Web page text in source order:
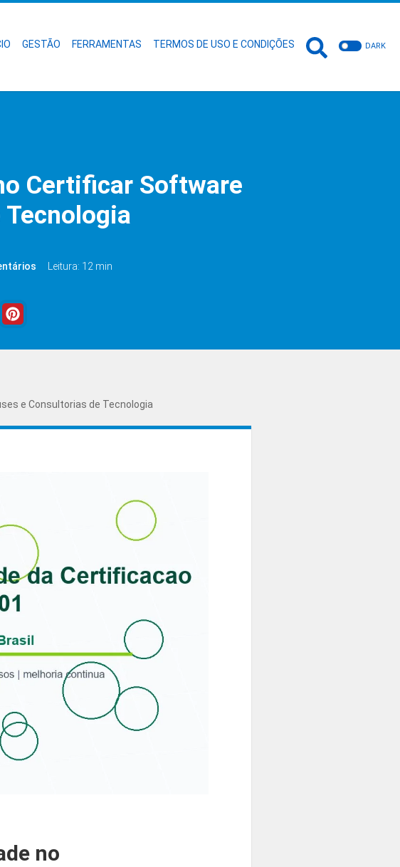
GESTÃO FERRAMENTAS TERMOS DE USO E CONDIÇÕES DARK
Certificar Software
Leitura: 12 min
e Consultorias de Tecnologia
no